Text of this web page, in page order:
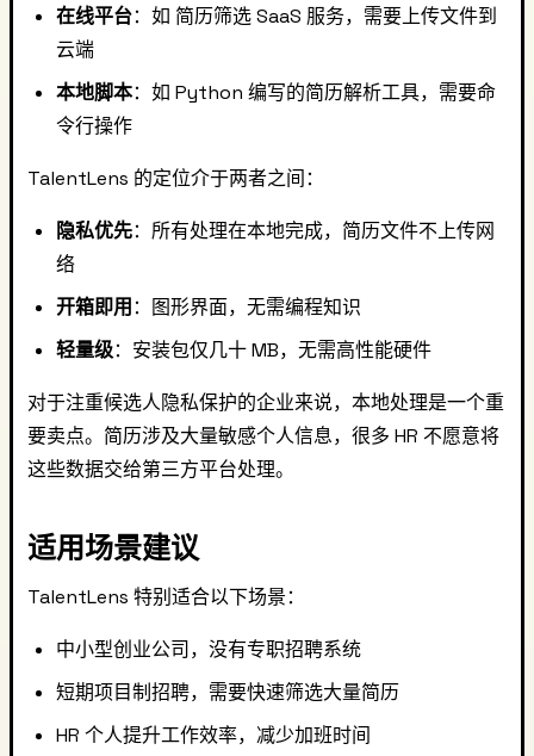
在线平台：如 简历筛选 SaaS 服务，需要上传文件到
云端
本地脚本：如 Python 编写的简历解析工具，需要命
令行操作
TalentLens 的定位介于两者之间：
隐私优先：所有处理在本地完成，简历文件不上传网
络
开箱即用 ：图形界面，无需编程知识
轻量级：安装包仅几十 MB，无需高性能硬件
对于注重候选人隐私保护的企业来说，本地处理是一个重
要卖点。简历涉及大量敏感个人信息，很多 HR 不愿意将
这些数据交给第三方平台处理。
适用场景建议
TalentLens 特别适合以下场景：
中小型创业公司，没有专职招聘系统
短期项目制招聘，需要快速筛选大量简历
HR 个人提升工作效率，减少加班时间